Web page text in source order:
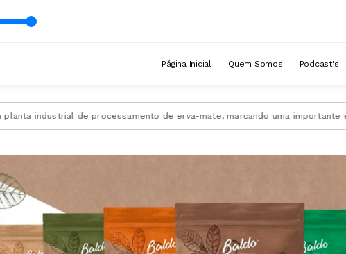
Página Inicial Quem Somos Podcast's
de processamento de erva-mate, marcando uma importante etapa